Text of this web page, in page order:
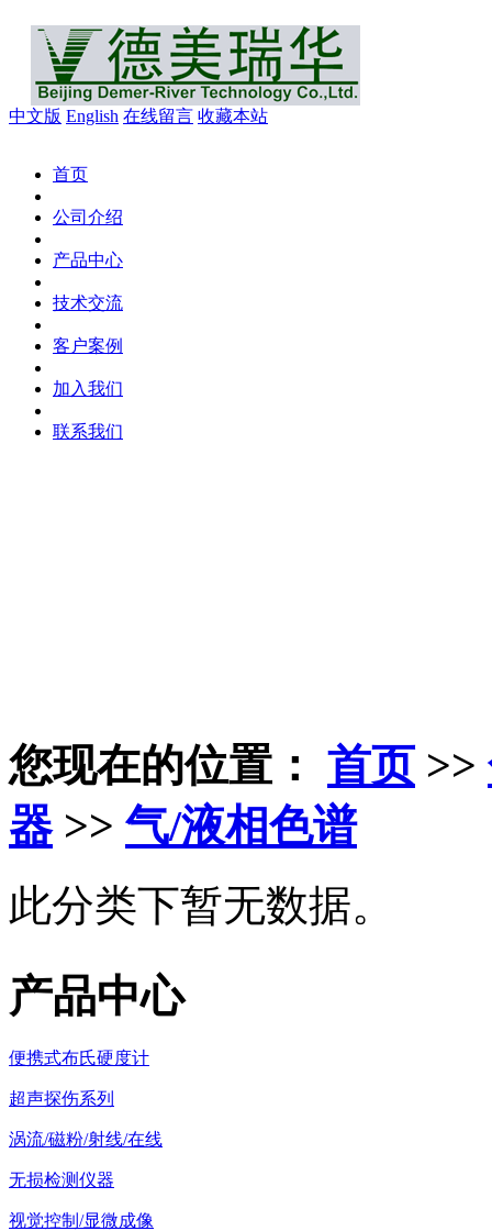
中文版 English 在线留言 收藏本站
首页
公司介绍
产品中心
技术交流
客户案例
加入我们
联系我们
您现在的位置： 首页>>
器>> 气/液相色谱
此分类下暂无数据。
产品中心
便携式布氏硬度计
超声探伤系列
涡流/磁粉/射线/在线
无损检测仪器
视觉控制/显微成像